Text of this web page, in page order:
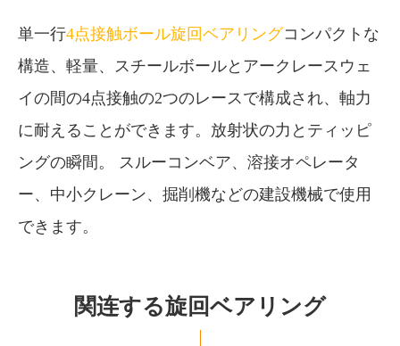
単一行4点接触ボール旋回ベアリングコンパクトな
構造、軽量、スチールボールとアークレースウェ
イの間の4点接触の2つのレースで構成され、軸力
に耐えることができます。放射状の力とティッピ
ングの瞬間。 スルーコンベア、溶接オペレータ
ー、中小クレーン、掘削機などの建設機械で使用
できます。
関连する旋回ベアリング